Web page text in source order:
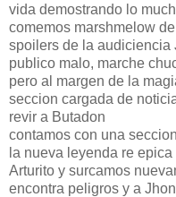
vida demostrando lo
comemos marshmelow
spoilers de la audiciencia
publico malo, marche
pero al margen de la
seccion cargada de
revir a Butadon
contamos con una
la nueva leyenda re
Arturito y surcamos
encontra peligros y a